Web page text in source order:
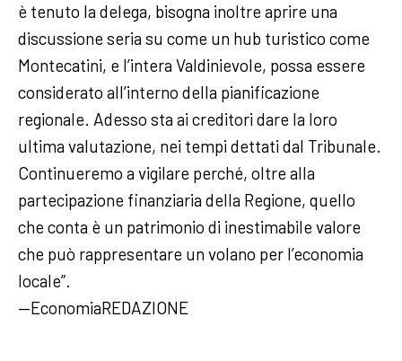
è tenuto la delega, bisogna inoltre aprire una
discussione seria su come un hub turistico come
Montecatini, e l’intera Valdinievole, possa essere
considerato all’interno della pianificazione
regionale. Adesso sta ai creditori dare la loro
ultima valutazione, nei tempi dettati dal Tribunale.
Continueremo a vigilare perché, oltre alla
partecipazione finanziaria della Regione, quello
che conta è un patrimonio di inestimabile valore
che può rappresentare un volano per l’economia
locale”.
—EconomiaREDAZIONE